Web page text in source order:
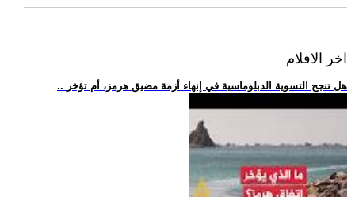
اخر الافلام
.. هل تنجح التسوية الدبلوماسية في إنهاء أزمة مضيق هرمز، أم تؤخر